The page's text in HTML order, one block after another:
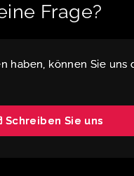
Frage?
haben, können Sie uns
Schreiben Sie uns